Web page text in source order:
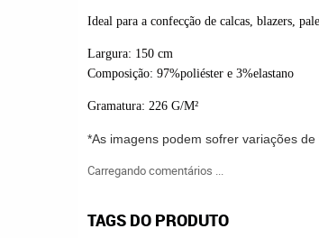
Ideal para a confecção de calcas, blazers,
Largura: 150 cm
Composição: 97%poliéster e 3%elastano
Gramatura: 226 G/M²
*As imagens podem sofrer variações
Carregando comentários ...
TAGS DO PRODUTO